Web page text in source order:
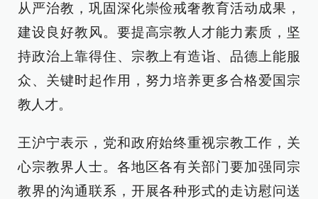
从严治教，巩固深化崇俭戒奢教育活动成果，
建设良好教风。要提高宗教人才能力素质，坚
持政治上靠得住、宗教上有造诣、品德上能服
众、关键时起作用，努力培养更多合格爱国宗
教人才。
王沪宁表示，党和政府始终重视宗教工作，关
心宗教界人士。各地区各有关部门要加强同宗
教界的沟通联系，开展各种形式的走访慰问送